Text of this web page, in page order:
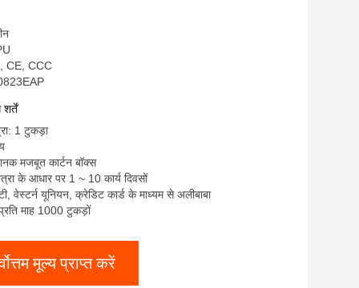
CE, CCC
1 टुकड़ा
मजबूत कार्टन बॉक्स
के आधार पर 1 ~ 10 कार्य दिवसों
वेस्टर्न यूनियन, क्रेडिट कार्ड के माध्यम से अलीबाबा
माह 1000 टुकड़ों
मूल्य प्राप्त करें